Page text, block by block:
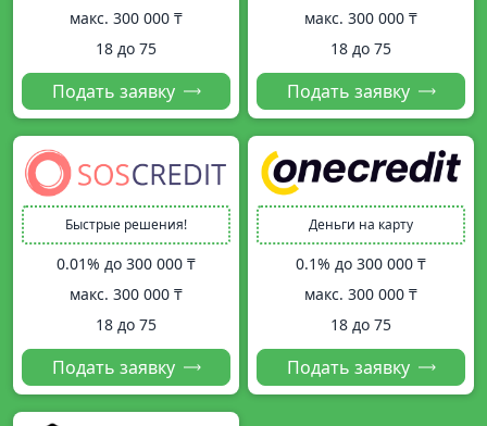
макс. 300 000 ₸
18 до 75
Подать заявку
макс. 300 000 ₸
18 до 75
Подать заявку
Быстрые решения!
0.01% до 300 000 ₸
макс. 300 000 ₸
18 до 75
Подать заявку
Деньги на карту
0.1% до 300 000 ₸
макс. 300 000 ₸
18 до 75
Подать заявку